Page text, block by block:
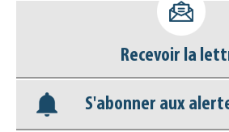
Base documentaire
Nos veilles Scoop.it
Appels à projets
Recevoir la
S'abonner aux